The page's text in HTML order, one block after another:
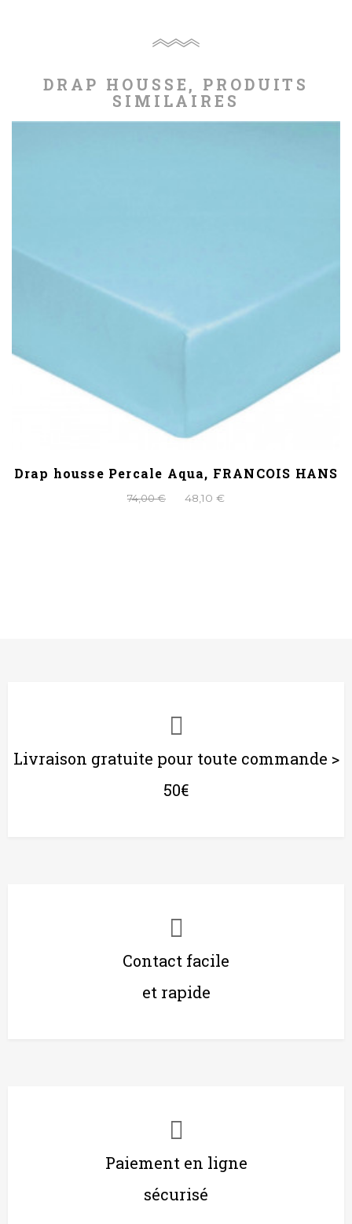
DRAP HOUSSE, PRODUITS
SIMILAIRES
Drap housse Percale Aqua, FRANCOIS HANS
74,00 € 48,10 €
Livraison gratuite pour toute commande >
50€
Contact facile
et rapide
Paiement en ligne
sécurisé